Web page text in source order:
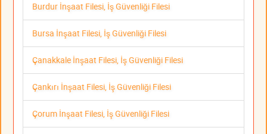
Burdur İnşaat Filesi, İş Güvenliği Filesi
Bursa İnşaat Filesi, İş Güvenliği Filesi
Çanakkale İnşaat Filesi, İş Güvenliği Filesi
Çankırı İnşaat Filesi, İş Güvenliği Filesi
Çorum İnşaat Filesi, İş Güvenliği Filesi